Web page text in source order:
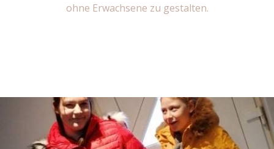
ohne Erwachsene zu gestalten.